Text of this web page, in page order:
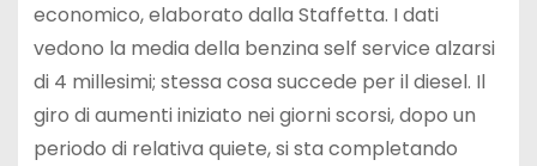
economico, elaborato dalla Staffetta. I dati
vedono la media della benzina self service alzarsi
di 4 millesimi; stessa cosa succede per il diesel. Il
giro di aumenti iniziato nei giorni scorsi, dopo un
periodo di relativa quiete, si sta completando